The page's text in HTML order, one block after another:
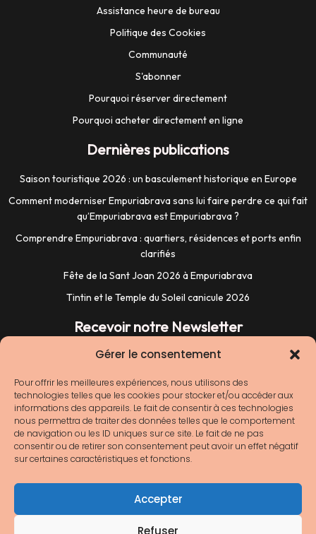
Gérer le consentement
Pour offrir les meilleures expériences, nous utilisons des
technologies telles que les cookies pour stocker et/ou accéder aux
informations des appareils. Le fait de consentir à ces technologies
nous permettra de traiter des données telles que le comportement
de navigation ou les ID uniques sur ce site. Le fait de ne pas
consentir ou de retirer son consentement peut avoir un effet négatif
sur certaines caractéristiques et fonctions.
Accepter
Refuser
Assistance heure de bureau
Politique des Cookies
Communauté
S'abonner
Pourquoi réserver directement
Pourquoi acheter directement en ligne
Dernières publications
Saison touristique 2026 : un basculement historique en Europe
Comment moderniser Empuriabrava sans lui faire perdre ce qui fait
qu’Empuriabrava est Empuriabrava ?
Comprendre Empuriabrava : quartiers, résidences et ports enfin
clarifiés
Fête de la Sant Joan 2026 à Empuriabrava
Tintin et le Temple du Soleil canicule 2026
Recevoir notre Newsletter
Nous ne spammons pas ! Consultez notre
[link]politique de confidentialité[/link] pour plus
d’informations.